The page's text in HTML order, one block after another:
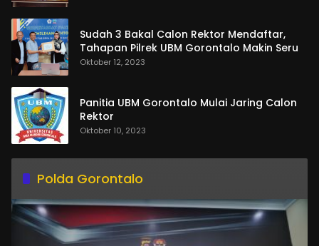
Sudah 3 Bakal Calon Rektor Mendaftar,
Tahapan Pilrek UBM Gorontalo Makin Seru
Oktober 12, 2023
Panitia UBM Gorontalo Mulai Jaring Calon
Rektor
Oktober 10, 2023
Polda Gorontalo